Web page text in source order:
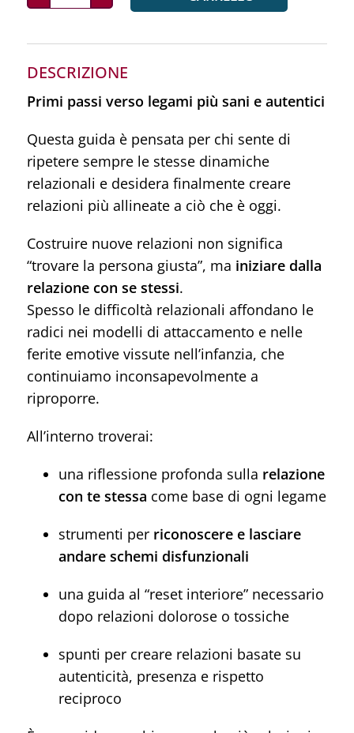
Nuove
Relazioni
DESCRIZIONE
Primi passi verso legami più sani e autentici
Questa guida è pensata per chi sente di
ripetere sempre le stesse dinamiche
relazionali e desidera finalmente creare
relazioni più allineate a ciò che è oggi.
Costruire nuove relazioni non significa
“trovare la persona giusta”, ma iniziare dalla
relazione con se stessi.
Spesso le difficoltà relazionali affondano le
radici nei modelli di attaccamento e nelle
ferite emotive vissute nell’infanzia, che
continuiamo inconsapevolmente a
riproporre.
All’interno troverai:
una riflessione profonda sulla relazione
con te stessa come base di ogni legame
strumenti per riconoscere e lasciare
andare schemi disfunzionali
una guida al “reset interiore” necessario
dopo relazioni dolorose o tossiche
spunti per creare relazioni basate su
autenticità, presenza e rispetto
reciproco